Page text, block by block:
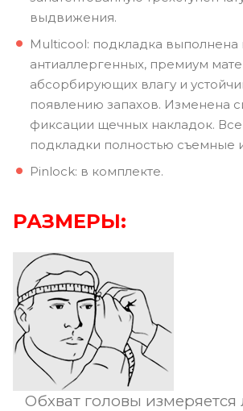
выдвижения.
Multicool: подкладка выполнена
антиаллергенных, премиум
абсорбирующих влагу и
появлению запахов. Изменена
фиксации щечных накладок.
подкладки полностью съемные
Pinlock: в комплекте.
РАЗМЕРЫ:
Обхват головы измеряется